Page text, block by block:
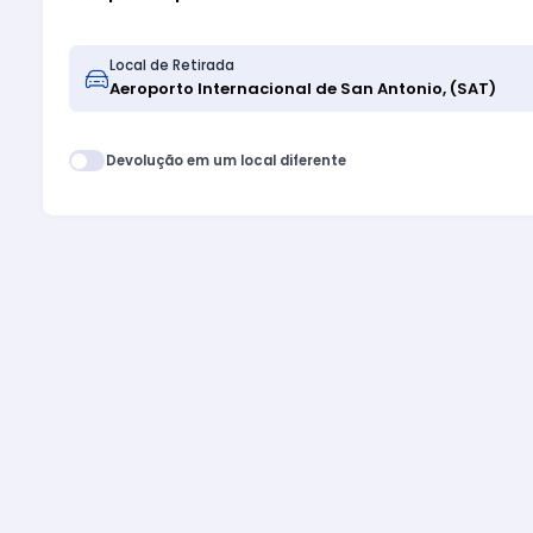
Local de Retirada
Devolução em um local diferente